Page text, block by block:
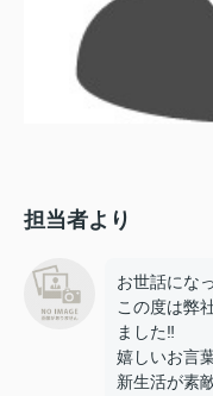
担当者より
お世話にな
この度は弊
ました‼
嬉しいお言
新生活が素